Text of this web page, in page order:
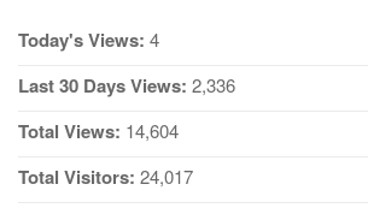
Today's Views: 4
Last 30 Days Views: 2,336
Total Views: 14,604
Total Visitors: 24,017